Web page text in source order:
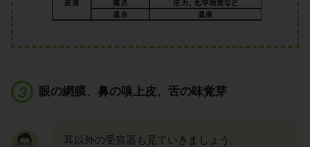
眼の網膜、鼻の嗅上皮、舌の味覚芽
耳以外の受容器も見ていきましょう。